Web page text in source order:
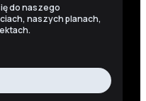
do naszego
naszych planach,